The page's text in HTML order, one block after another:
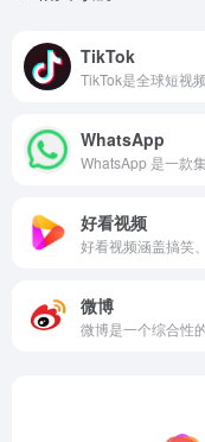
TikTok
WhatsApp
好看视频
微博